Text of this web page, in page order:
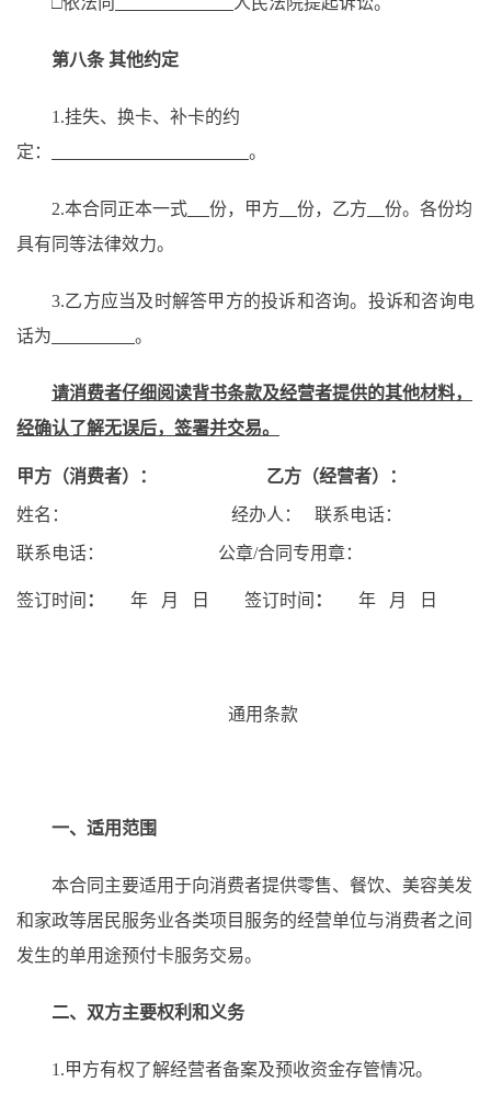
第八条 其他约定
1 .挂失、换卡、补卡的约
定：
。
2.本合同正本一式 份，甲方 份，乙方
份。各份均
具有同等法律效力。
3.乙方应当及时解答甲方的投诉和咨询。投诉和咨询电
话为
。
请消费者仔细阅读背书条款及经营者提供的其他材料，
经确认了解无误后， 签署并交易。
甲方（消费者）： 乙方（经营者）：
姓名： 经办人： 联系电话：
联系电话： 公章/合同专用章：
签订时间 ： 年 月 日 签订时间 ： 年 月 日
通用条款
一、 适用范围
本合同主要适用于向消费者提供零售、餐饮、美容美发
和家政等居民服务业各类项目服务的经营单位与消费者之间
发生的单用途预付卡服务交易。
二、 双方主要权利和义务
1.甲方有权了解经营者备案及预收资金存管情况。